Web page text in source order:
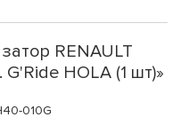
RENAULT
HOLA (1 шт)»
010G